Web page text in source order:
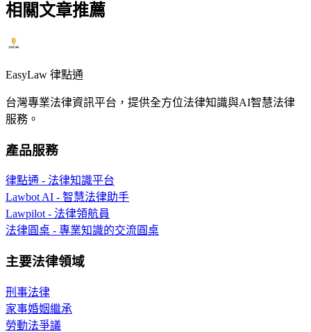
相關文章推薦
EasyLaw 律點通
台灣專業法律資訊平台，提供全方位法律知識與AI智慧法律
服務。
產品服務
律點通 - 法律知識平台
Lawbot AI - 智慧法律助手
Lawpilot - 法律領航員
法律圓桌 - 專業知識的交流圓桌
主要法律領域
刑事法律
家事婚姻繼承
勞動法爭議